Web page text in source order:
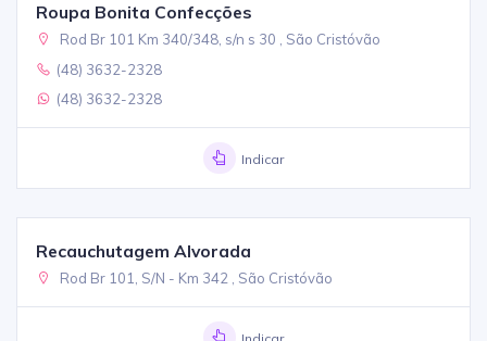
Roupa Bonita Confecções
Rod Br 101 Km 340/348, s/n s 30 , São Cristóvão
(48) 3632-2328
(48) 3632-2328
Indicar
Recauchutagem Alvorada
Rod Br 101, S/N - Km 342 , São Cristóvão